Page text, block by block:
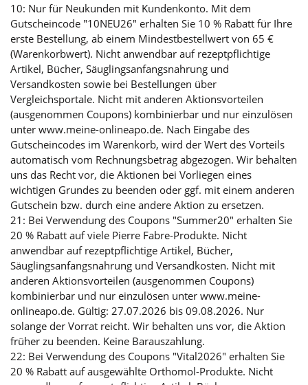
10: Nur für Neukunden mit Kundenkonto. Mit dem
Gutscheincode "10NEU26" erhalten Sie 10 % Rabatt für Ihre
erste Bestellung, ab einem Mindestbestellwert von 65 €
(Warenkorbwert). Nicht anwendbar auf rezeptpflichtige
Artikel, Bücher, Säuglingsanfangsnahrung und
Versandkosten sowie bei Bestellungen über
Vergleichsportale. Nicht mit anderen Aktionsvorteilen
(ausgenommen Coupons) kombinierbar und nur einzulösen
unter www.meine-onlineapo.de. Nach Eingabe des
Gutscheincodes im Warenkorb, wird der Wert des Vorteils
automatisch vom Rechnungsbetrag abgezogen. Wir behalten
uns das Recht vor, die Aktionen bei Vorliegen eines
wichtigen Grundes zu beenden oder ggf. mit einem anderen
Gutschein bzw. durch eine andere Aktion zu ersetzen.
21: Bei Verwendung des Coupons "Summer20" erhalten Sie
20 % Rabatt auf viele Pierre Fabre-Produkte. Nicht
anwendbar auf rezeptpflichtige Artikel, Bücher,
Säuglingsanfangsnahrung und Versandkosten. Nicht mit
anderen Aktionsvorteilen (ausgenommen Coupons)
kombinierbar und nur einzulösen unter www.meine-
onlineapo.de. Gültig: 27.07.2026 bis 09.08.2026. Nur
solange der Vorrat reicht. Wir behalten uns vor, die Aktion
früher zu beenden. Keine Barauszahlung.
22: Bei Verwendung des Coupons "Vital2026" erhalten Sie
20 % Rabatt auf ausgewählte Orthomol-Produkte. Nicht